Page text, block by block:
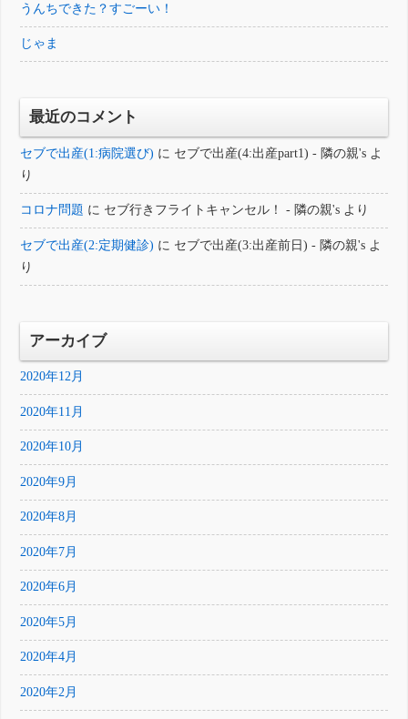
うんちできた？すごーい！
じゃま
最近のコメント
セブで出産(1:病院選び) に セブで出産(4:出産part1) - 隣の親's よ
り
コロナ問題 に セブ行きフライトキャンセル！ - 隣の親's より
セブで出産(2:定期健診) に セブで出産(3:出産前日) - 隣の親's よ
り
アーカイブ
2020年12月
2020年11月
2020年10月
2020年9月
2020年8月
2020年7月
2020年6月
2020年5月
2020年4月
2020年2月